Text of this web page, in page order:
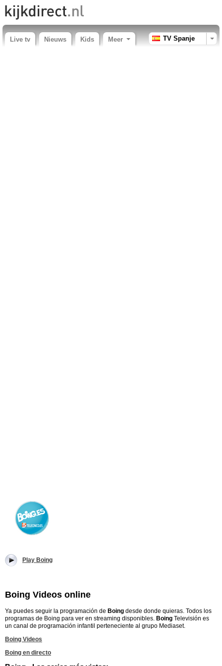
Live tv Nieuws Kids Meer TV Spanje
Play Boing
Boing Videos online
Ya puedes seguir la programación de Boing desde donde quieras. Todos los
programas de Boing para ver en streaming disponibles. Boing Televisión es
un canal de programación infantil perteneciente al grupo Mediaset.
Boing Videos
Boing en directo